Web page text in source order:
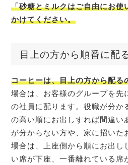
「砂糖とミルクはご自由にお使
かけてください。
目上の方から順番に配
コーヒーは、目上の方から配る
場合は、お客様のグループを先
の社員に配ります。役職が分か
の高い順にお出しすれば間違い
が分からない方や、家に招いた
場合は、上座側から順にお出し
い席が下座、一番離れている席